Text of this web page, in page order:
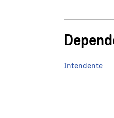
Intendente